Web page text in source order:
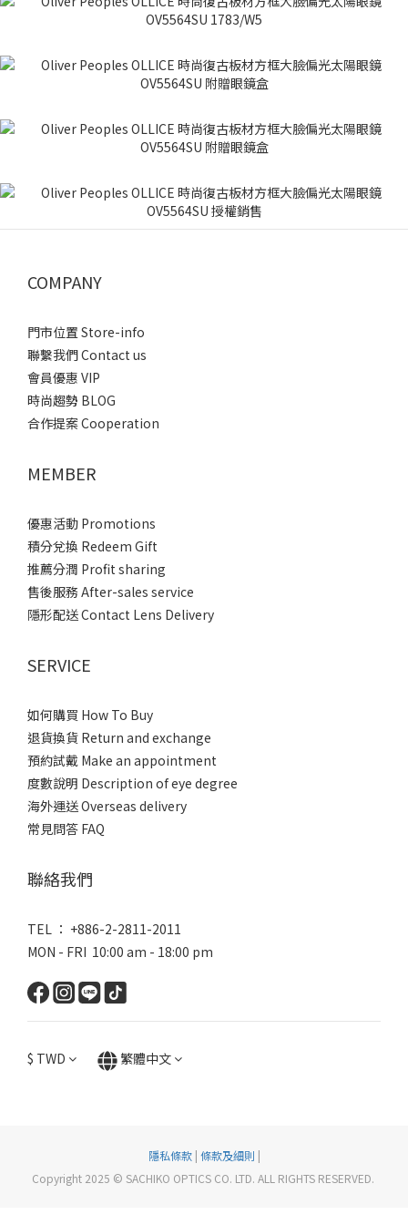
COMPANY
門市位置 Store-info
聯繫我們 Contact us
會員優惠 VIP
時尚趨勢 BLOG
合作提案 Cooperation
MEMBER
優惠活動 Promotions
積分兌換 Redeem Gift
推薦分潤 Profit sharing
售後服務 After-sales service
隱形配送 Contact Lens Delivery
SERVICE
如何購買 How To Buy
退貨換貨 Return and exchange
預約試戴 Make an appointment
度數說明 Description of eye degree
海外運送 Overseas delivery
常見問答 FAQ
聯絡我們
TEL ： +886-2-2811-2011
MON - FRI 10:00 am - 18:00 pm
$ TWD 繁體中文
隱私條款| 條款及細則 |
Copyright 2025 © SACHIKO OPTICS CO. LTD. ALL RIGHTS RESERVED.